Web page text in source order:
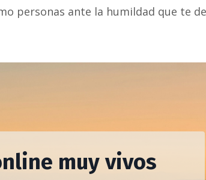
personas ante la humildad que te
muy vivos